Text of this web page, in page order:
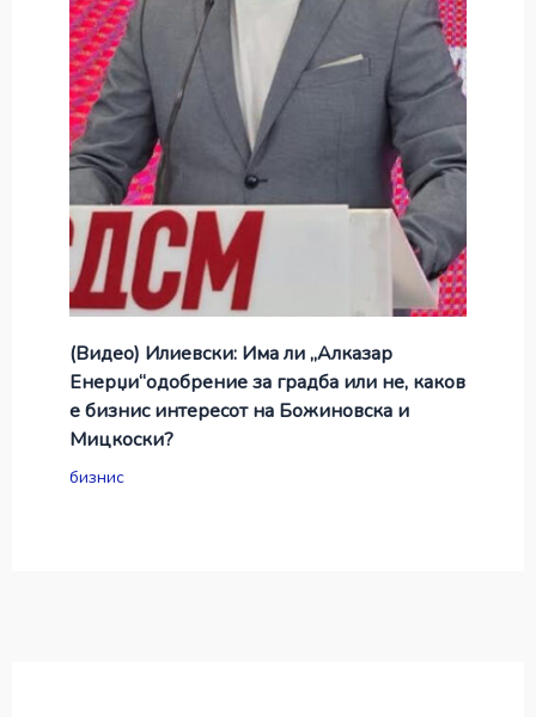
(Видео) Илиевски: Има ли „Алказар
Енерџи“одобрение за градба или не, каков
е бизнис интересот на Божиновска и
Мицкоски?
бизнис